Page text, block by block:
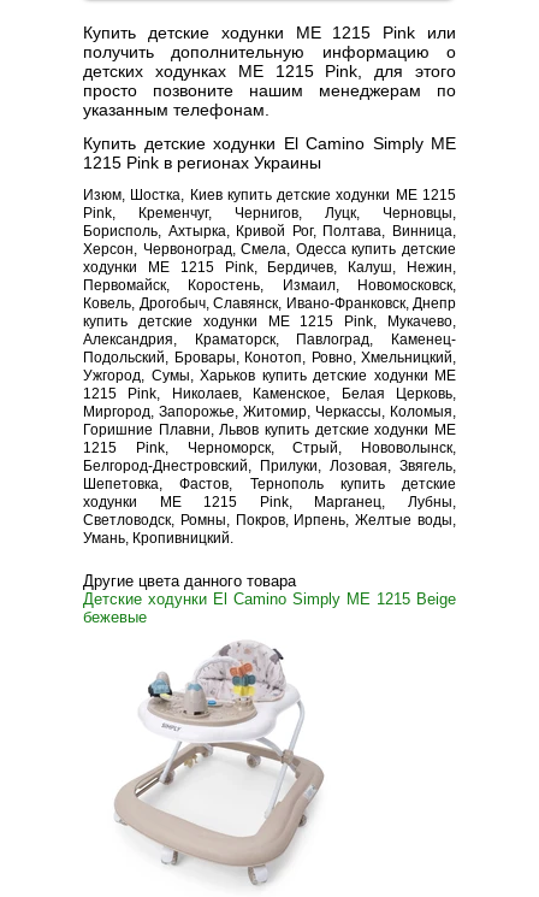
Купить детские ходунки ME 1215 Pink или
получить дополнительную информацию о
детских ходунках ME 1215 Pink, для этого
просто позвоните нашим менеджерам по
указанным телефонам.
Купить детские ходунки El Camino Simply ME
1215 Pink в регионах Украины
Изюм, Шостка, Киев купить детские ходунки ME 1215
Pink, Кременчуг, Чернигов, Луцк, Черновцы,
Борисполь, Ахтырка, Кривой Рог, Полтава, Винница,
Херсон, Червоноград, Смела, Одесса купить детские
ходунки ME 1215 Pink, Бердичев, Калуш, Нежин,
Первомайск, Коростень, Измаил, Новомосковск,
Ковель, Дрогобыч, Славянск, Ивано-Франковск, Днепр
купить детские ходунки ME 1215 Pink, Мукачево,
Александрия, Краматорск, Павлоград, Каменец-
Подольский, Бровары, Конотоп, Ровно, Хмельницкий,
Ужгород, Сумы, Харьков купить детские ходунки ME
1215 Pink, Николаев, Каменское, Белая Церковь,
Миргород, Запорожье, Житомир, Черкассы, Коломыя,
Горишние Плавни, Львов купить детские ходунки ME
1215 Pink, Черноморск, Стрый, Нововолынск,
Белгород-Днестровский, Прилуки, Лозовая, Звягель,
Шепетовка, Фастов, Тернополь купить детские
ходунки ME 1215 Pink, Марганец, Лубны,
Светловодск, Ромны, Покров, Ирпень, Желтые воды,
Умань, Кропивницкий.
Другие цвета данного товара
Детские ходунки El Camino Simply ME 1215 Beige
бежевые